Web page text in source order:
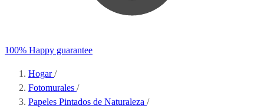
100% Happy guarantee
Hogar/
Fotomurales /
Papeles Pintados de Naturaleza /